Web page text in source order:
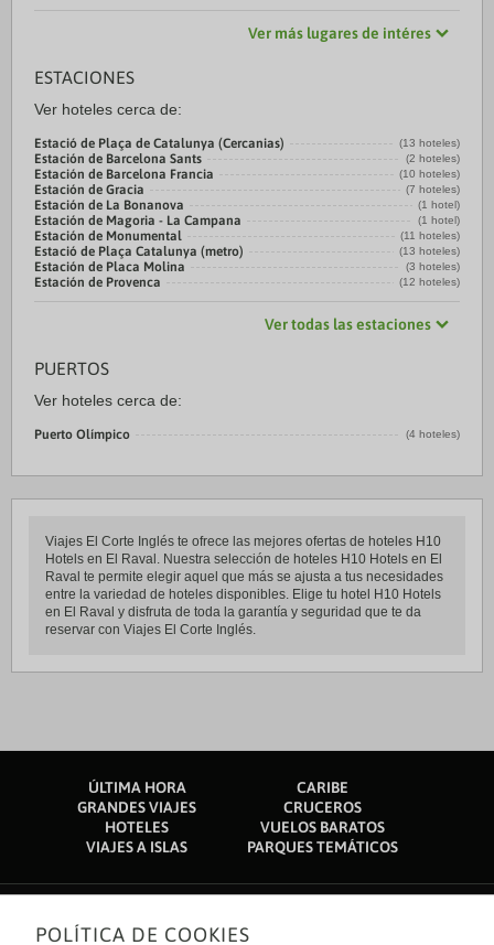
Ver más lugares de intéres
ESTACIONES
Ver hoteles cerca de:
Estació de Plaça de Catalunya (Cercanias) (13 hoteles)
Estación de Barcelona Sants (2 hoteles)
Estación de Barcelona Francia (10 hoteles)
Estación de Gracia (7 hoteles)
Estación de La Bonanova (1 hotel)
Estación de Magoria - La Campana (1 hotel)
Estación de Monumental (11 hoteles)
Estació de Plaça Catalunya (metro) (13 hoteles)
Estación de Placa Molina (3 hoteles)
Estación de Provenca (12 hoteles)
Ver todas las estaciones
PUERTOS
Ver hoteles cerca de:
Puerto Olímpico (4 hoteles)
Viajes El Corte Inglés te ofrece las mejores ofertas de hoteles H10
Hotels en El Raval. Nuestra selección de hoteles H10 Hotels en El
Raval te permite elegir aquel que más se ajusta a tus necesidades
entre la variedad de hoteles disponibles. Elige tu hotel H10 Hotels
en El Raval y disfruta de toda la garantía y seguridad que te da
reservar con Viajes El Corte Inglés.
ÚLTIMA HORA
CARIBE
GRANDES VIAJES
CRUCEROS
HOTELES
VUELOS BARATOS
VIAJES A ISLAS
PARQUES TEMÁTICOS
Sobre nosotros
POLÍTICA DE COOKIES